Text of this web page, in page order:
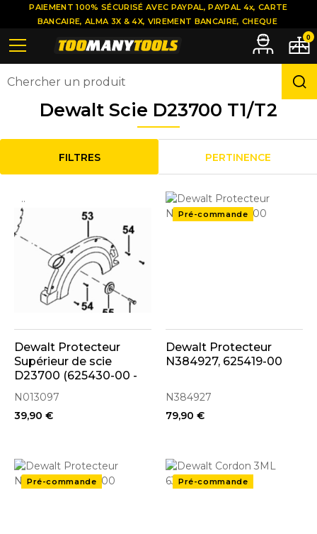
Dewalt Scie D23700 T1/T2
FILTRES PERTINENCE
..
Dewalt Protecteur
Supérieur de scie
D23700 (625430-00 -
N01097)
N013097
39,90 €
..
Pré-commande
Dewalt Protecteur
N384927, 625419-00
N384927
79,90 €
..
Pré-commande
..
Pré-commande
PAIEMENT 100% SÉCURISÉ AVEC PAYPAL, PAYPAL 4x, CARTE
BANCAIRE, ALMA 3X & 4X, VIREMENT BANCAIRE, CHEQUE
0